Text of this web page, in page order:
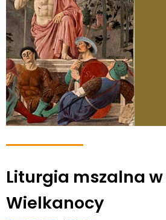
Liturgia mszalna
Wielkanocy